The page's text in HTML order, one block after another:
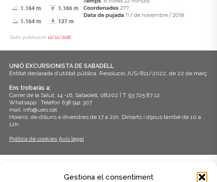
Gestiona el consentiment
Data publicació 12/11/2018
UNIÓ EXCURSIONISTA DE SABADELL
Entitat declarada d’utilitat pública. Resolució JUS/811/2022, de 22 de març
Ens trobaràs a:
Carrer de la Salut, 14 -16, Sabadell, 08202 | T: 93 725 87 12.
Whatsapp : Telèfon 638 941 307
mail: info@ues.cat
Horaris: de dilluns a divendres de 17 a 21h. Dimarts i dijous també de 10 a
12h.
Política de cookies Avís legal